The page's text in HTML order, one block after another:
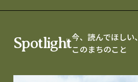
Spotlight今、読んでほしい、
このまちのこと